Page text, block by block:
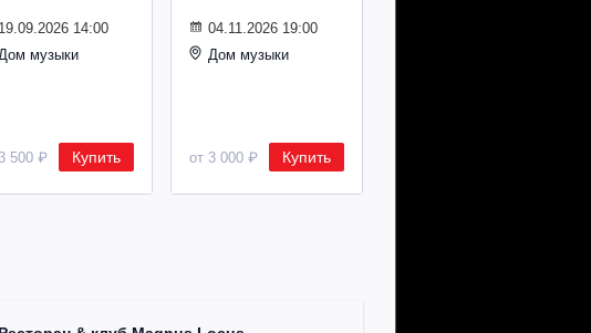
19.09.2026 14:00
музыки
500 ₽ Купить
04.11.2026 19:00
Дом музыки
от 3 000 ₽ Купить